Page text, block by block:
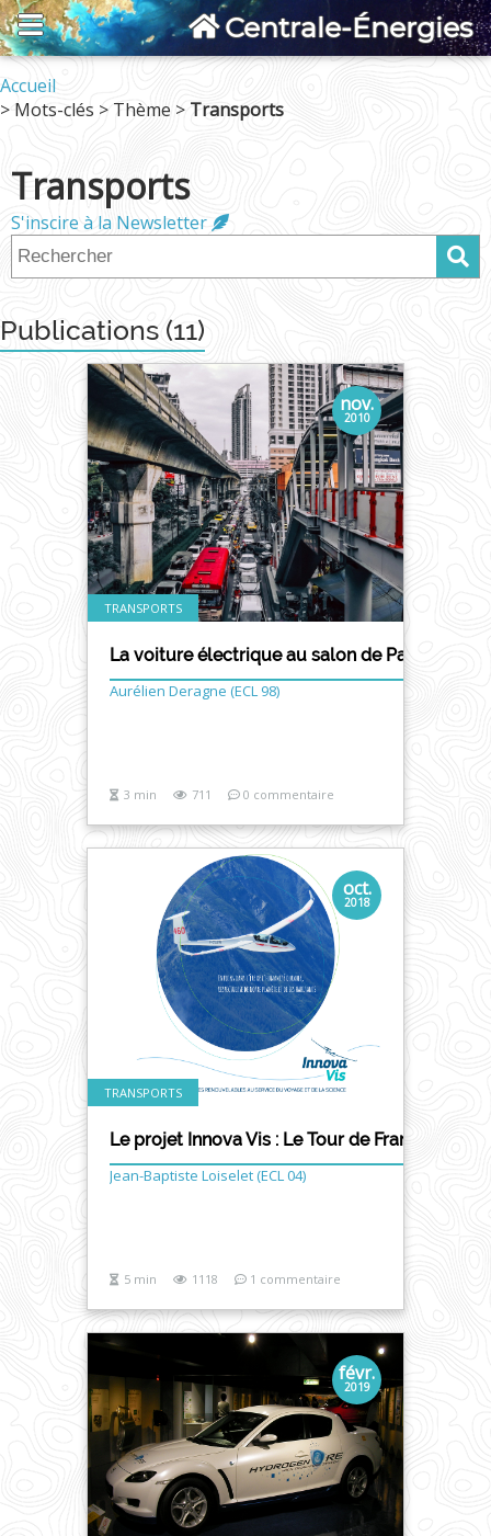
Centrale-Énergies
Accueil
> Mots-clés > Thème > Transports
Transports
S'inscire à la Newsletter
Publications (11)
nov.
2010
TRANSPORTS
La voiture électrique au salon de Paris 2010
Aurélien Deragne (ECL 98)
3 min 711 0 commentaire
oct.
2018
TRANSPORTS
Le projet Innova Vis : Le Tour de France "Zéro
Jean-Baptiste Loiselet (ECL 04)
5 min 1118 1 commentaire
févr.
2019